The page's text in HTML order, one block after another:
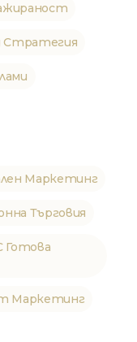
Стратегия
Маркетинг
Търговия
Готова
Маркетинг